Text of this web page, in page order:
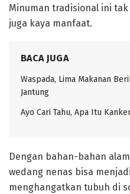
Minuman tradisional ini
juga kaya manfaat.
BACA JUGA
Waspada, Lima Makanan
Jantung
Ayo Cari Tahu, Apa Itu
‎Dengan bahan-bahan
wedang nenas bisa
menghangatkan tubuh di